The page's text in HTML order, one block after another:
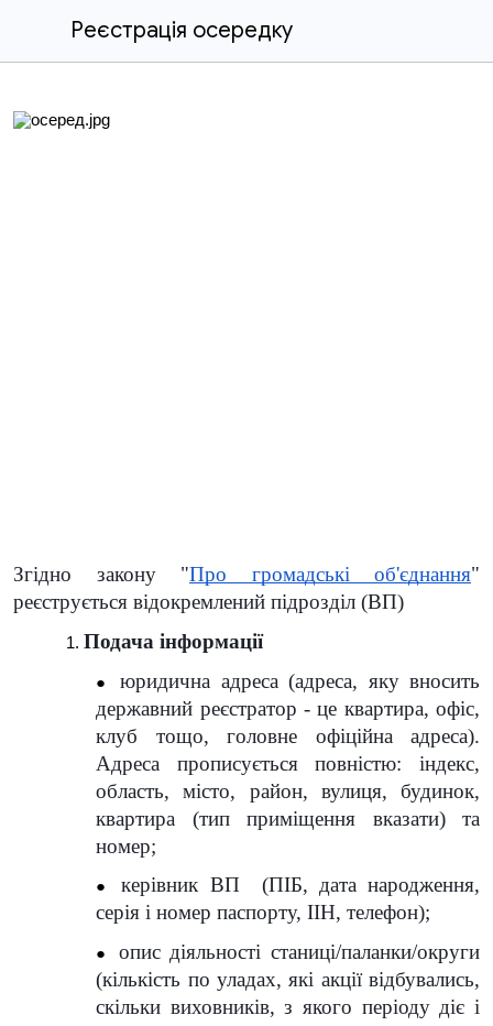
Реєстрація осередку
Згідно закону "Про громадські об'єднання"
реєструється відокремлений підрозділ (ВП)
Подача інформації
юридична адреса (адреса, яку вносить
державний реєстратор - це квартира, офіс,
клуб тощо, головне офіційна адреса).
Адреса прописується повністю: індекс,
область, місто, район, вулиця, будинок,
квартира (тип приміщення вказати) та
номер;
керівник ВП (ПІБ, дата народження,
серія і номер паспорту, ІІН, телефон);
опис діяльності станиці/паланки/округи
(кількість по уладах, які акції відбувались,
скільки виховників, з якого періоду діє і